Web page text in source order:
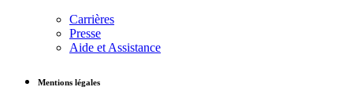
Carrières
Presse
Aide et Assistance
Mentions légales